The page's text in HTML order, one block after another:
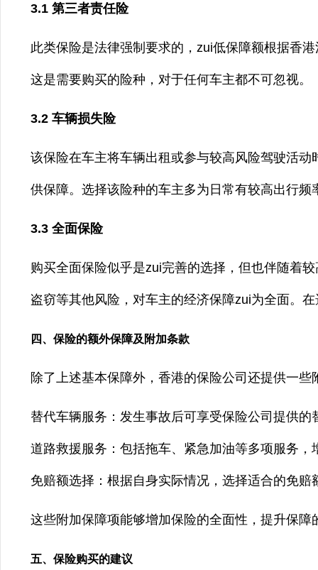
3.1 第三者责任险
此类保险是法律强制要求的，zui低保障额根据香
这是需要购买的险种，对于任何车主都不可忽视。
3.2 车辆损失险
该保险在车主将车辆出租或参与较高风险驾驶活
供保障。选择该险种的车主多为日常有较高出行频
3.3 全面保险
购买全面保险似乎是zui完善的选择，但也伴随着
盗窃等其他风险，对车主的经济保障zui为全面。
四、保险的额外保障及附加条款
除了上述基本保障外，香港的保险公司还提供一些
替代车辆服务：发生事故后可享受保险公司提供
道路救援服务：包括拖车、紧急加油等多项服务，
免赔额选择：根据自身实际情况，选择适合的免赔
这些附加保障项能够增加保险的全面性，提升保
五、保险购买的建议